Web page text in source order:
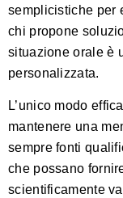
semplicistiche per
chi propone
situazione orale è
personalizzata.
L’unico modo
mantenere una
sempre fonti
che possano
scientificamente